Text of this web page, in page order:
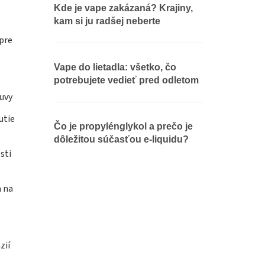
na
Kde je vape zakázaná? Krajiny,
kam si ju radšej neberte
Vape do lietadla: všetko, čo
potrebujete vedieť pred odletom
Čo je propylénglykol a prečo je
dôležitou súčasťou e-liquidu?